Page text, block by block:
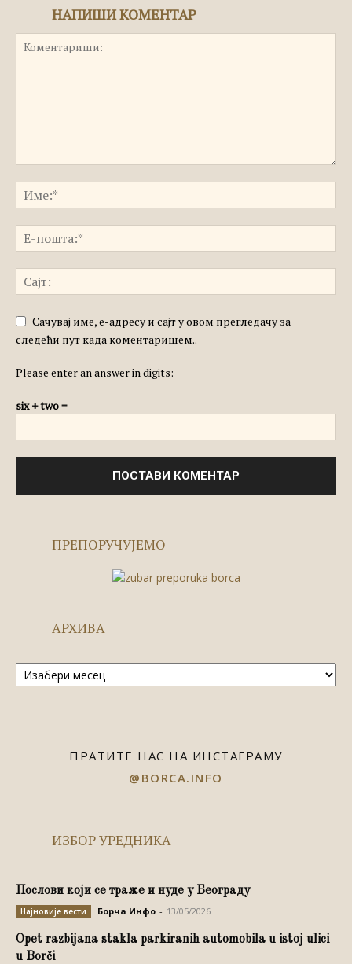
НАПИШИ КОМЕНТАР
Сачувај име, е-адресу и сајт у овом прегледачу за
следећи пут када коментаришем..
Please enter an answer in digits:
six + two =
ПРЕПОРУЧУЈЕМО
АРХИВА
Архива
ПРАТИТЕ НАС НА ИНСТАГРАМУ
@BORCA.INFO
ИЗБОР УРЕДНИКА
Послови који се траже и нуде у Београду
Најновије вести Борча Инфо - 13/05/2026
Opet razbijana stakla parkiranih automobila u istoj ulici
u Borči